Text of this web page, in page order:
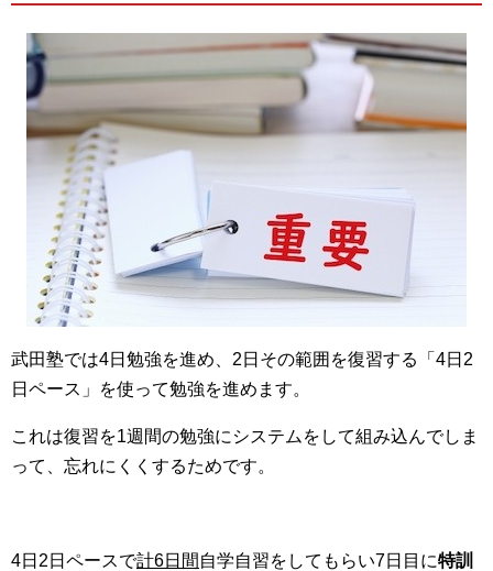
武田塾では4日勉強を進め、2日その範囲を復習する「4日2
日ペース」を使って勉強を進めます。
これは復習を1週間の勉強にシステムをして組み込んでしま
って、忘れにくくするためです。
4日2日ペースで計6日間 自学自習をしてもらい7日目に特訓